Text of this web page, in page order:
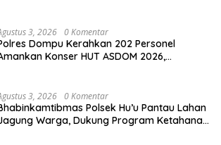
3, 2026 0 Komentar
Dompu Kerahkan 202 Personel
Konser HUT ASDOM 2026,
3, 2026 0 Komentar
Polsek Hu’u Pantau Lahan
Warga, Dukung Program Ketahanan